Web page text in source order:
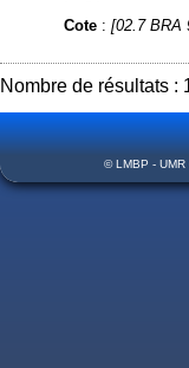
Cote :[02.7 BRA
Nombre de résultats :
© LMBP - UMR